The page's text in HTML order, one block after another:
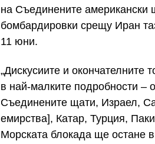
на Съединените американски
бомбардировки срещу Иран
11 юни.
„Дискусиите и окончателните
в най-малките подробности –
Съединените щати, Израел,
емирства], Катар, Турция,
Морската блокада ще остане